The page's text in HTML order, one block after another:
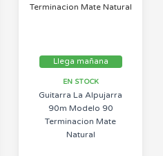
Llega mañana
EN STOCK
Guitarra La Alpujarra
90m Modelo 90
Terminacion Mate
Natural